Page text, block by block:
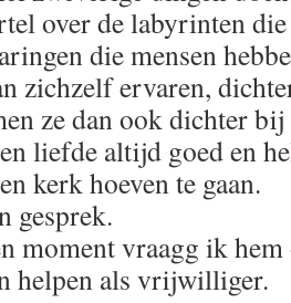
over de labyrinten
die mensen
zichzelf ervaren,
ze dan ook dichter
liefde altijd goed en
kerk hoeven te gaan.
gesprek.
moment vraagg ik
helpen als vrijwilliger.